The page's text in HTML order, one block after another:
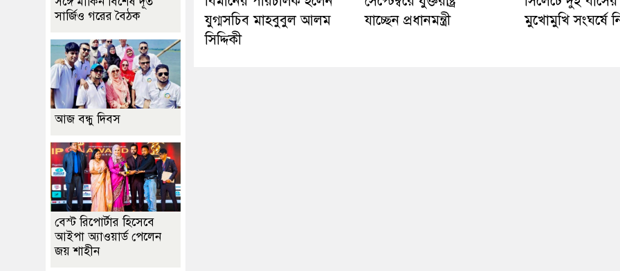
যুগ্মসচিব মাহবুবুল আলম
সিদ্দিকী
যাচ্ছেন প্রধানমন্ত্রী
মুখোমুখি সংঘর্ষে
সার্জিও গরের বৈঠক
আজ বন্ধু দিবস
বেস্ট রিপোর্টার হিসেবে
আইপা অ্যাওয়ার্ড পেলেন
জয় শাহীন